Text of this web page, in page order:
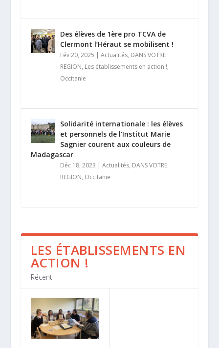
Des élèves de 1ère pro TCVA de
Clermont l’Héraut se mobilisent !
Fév 20, 2025 | Actualités, DANS VOTRE
REGION, Les établissements en action !,
Occitanie
Solidarité internationale : les élèves
et personnels de l’Institut Marie
Sagnier courent aux couleurs de
Madagascar
Déc 18, 2023 | Actualités, DANS VOTRE
REGION, Occitanie
LES ÉTABLISSEMENTS EN
ACTION !
Récent